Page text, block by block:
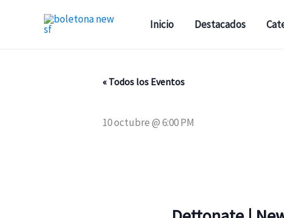
Inicio Destacados
« Todos los Eventos
10 octubre @ 6:00 PM